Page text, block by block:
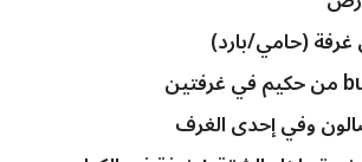
(حامي/بارد)
وفي إحدى الغرف